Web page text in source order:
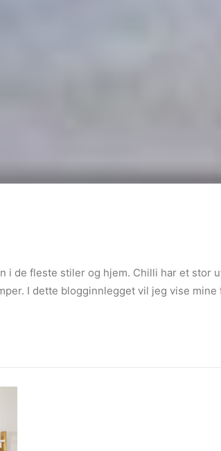
i de fleste stiler og hjem. Chilli har et stor
I dette blogginnlegget vil jeg vise